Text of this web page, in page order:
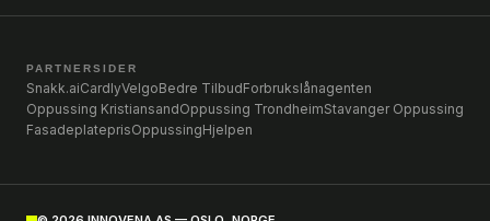
PARTNERSIDER
Snakk.aiCardlyVelgoBedre TilbudForbrukslånagenten
Oppussing KristiansandOppussing TrondheimStavanger Oppussing
FasadeplateprisOppussingHjelpen